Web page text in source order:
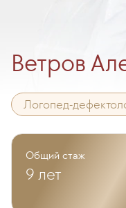
Ветров
Логопед-
Общий стаж
9 лет